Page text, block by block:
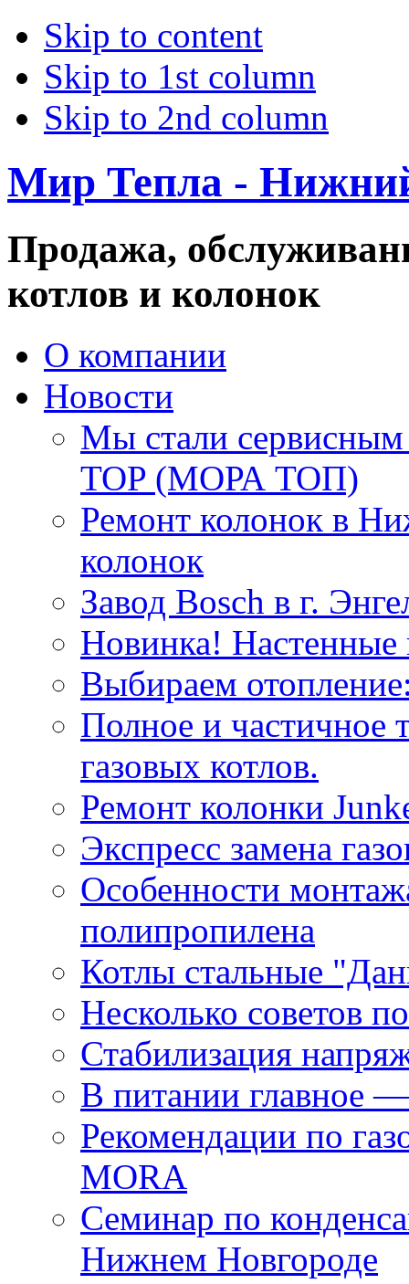
Skip to content
Skip to 1st column
Skip to 2nd column
Мир Тепла -
Продажа,
котлов и колонок
О компании
Новости
Мы стали
TOP (МОРА ТОП)
Ремонт колонок в
колонок
Завод Bosch в г.
Новинка! Настенные
Выбираем
Полное и частичное
газовых котлов.
Ремонт колонки
Экспресс замена
Особенности
полипропилена
Котлы стальные
Несколько советов
Стабилизация
В питании главное
Рекомендации по
MORA
Семинар по
Нижнем Новгороде